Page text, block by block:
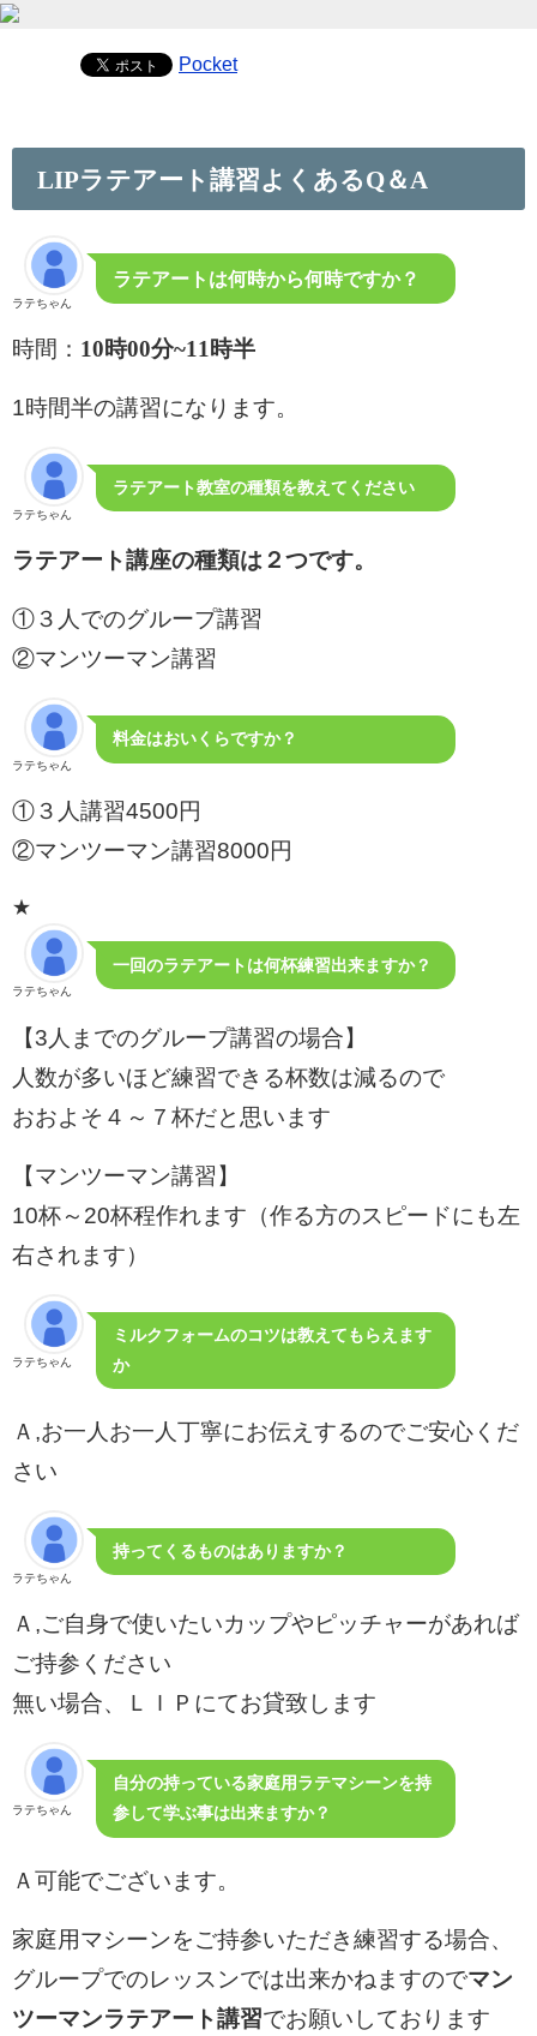
Pocket
LIPラテアート講習よくあるQ＆A
ラテちゃん
ラテアートは何時から何時ですか？
時間： 10時00分~11時半
1時間半の講習になります。
ラテちゃん
ラテアート教室の種類を教えてください
ラテアート講座の種類は２つです。
①３人でのグループ講習
②マンツーマン講習
ラテちゃん
料金はおいくらですか？
①３人講習4500円
②マンツーマン講習8000円
★
ラテちゃん
一回のラテアートは何杯練習出来ますか？
【3人までのグループ講習の場合】
人数が多いほど練習できる杯数は減るので
おおよそ４～７杯だと思います
【マンツーマン講習】
10杯～20杯程作れます（作る方のスピードにも左
右されます）
ラテちゃん
ミルクフォームのコツは教えてもらえます
か
Ａ,お一人お一人丁寧にお伝えするのでご安心くだ
さい
ラテちゃん
持ってくるものはありますか？
Ａ,ご自身で使いたいカップやピッチャーがあれば
ご持参ください
無い場合、ＬＩＰにてお貸致します
ラテちゃん
自分の持っている家庭用ラテマシーンを持
参して学ぶ事は出来ますか？
Ａ可能でございます。
家庭用マシーンをご持参いただき練習する場合、
グループでのレッスンでは出来かねますのでマン
ツーマンラテアート講習でお願いしております